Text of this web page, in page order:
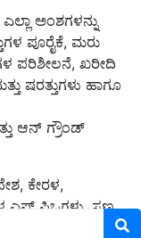
ಅಂಶಗಳನ್ನು
ಪೂರೈಕೆ, ಮರು
ಪರಿಶೀಲನೆ, ಖರೀದಿ
ಷರತ್ತುಗಳು ಹಾಗೂ
ಆನ್ ಗ್ರೌಂಡ್
ಕೇರಳ,
ಎಫ್ ಪಿಒಗಳು, ಸಣ್ಣ
ಮಾಡಿಕೊಳ್ಳುವ